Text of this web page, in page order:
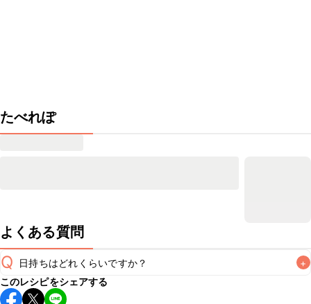
たべれぽ
よくある質問
Q 日持ちはどれくらいですか？ +
保存期間は冷蔵で当日中が目安です。なるべくお早めにお召
このレシピをシェアする